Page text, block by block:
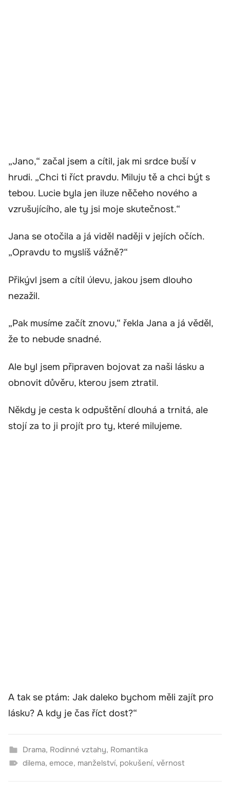
„Jano,“ začal jsem a cítil, jak mi srdce buší v
hrudi. „Chci ti říct pravdu. Miluju tě a chci být s
tebou. Lucie byla jen iluze něčeho nového a
vzrušujícího, ale ty jsi moje skutečnost.“
Jana se otočila a já viděl naději v jejích očích.
„Opravdu to myslíš vážně?“
Přikývl jsem a cítil úlevu, jakou jsem dlouho
nezažil.
„Pak musíme začít znovu,“ řekla Jana a já věděl,
že to nebude snadné.
Ale byl jsem připraven bojovat za naši lásku a
obnovit důvěru, kterou jsem ztratil.
Někdy je cesta k odpuštění dlouhá a trnitá, ale
stojí za to ji projít pro ty, které milujeme.
A tak se ptám: Jak daleko bychom měli zajít pro
lásku? A kdy je čas říct dost?“
Drama, Rodinné vztahy, Romantika
dilema, emoce, manželství, pokušení, věrnost